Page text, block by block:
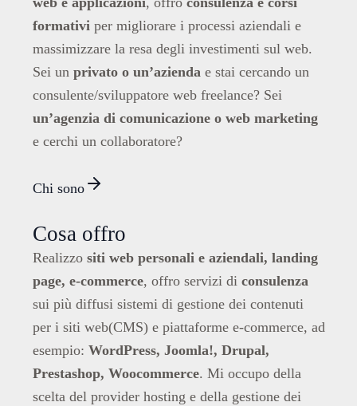
formativi per migliorare i processi aziendali e
massimizzare la resa degli investimenti sul web.
Sei un privato o un’azienda e stai cercando un
consulente/sviluppatore web freelance? Sei
un’agenzia di comunicazione o web marketing
e cerchi un collaboratore?
Chi sono
Cosa offro
Realizzo siti web personali e aziendali, landing
page, e-commerce, offro servizi di consulenza
sui più diffusi sistemi di gestione dei contenuti
per i siti web(CMS) e piattaforme e-commerce, ad
esempio: WordPress, Joomla!, Drupal,
Prestashop, Woocommerce. Mi occupo della
scelta del provider hosting e della gestione dei